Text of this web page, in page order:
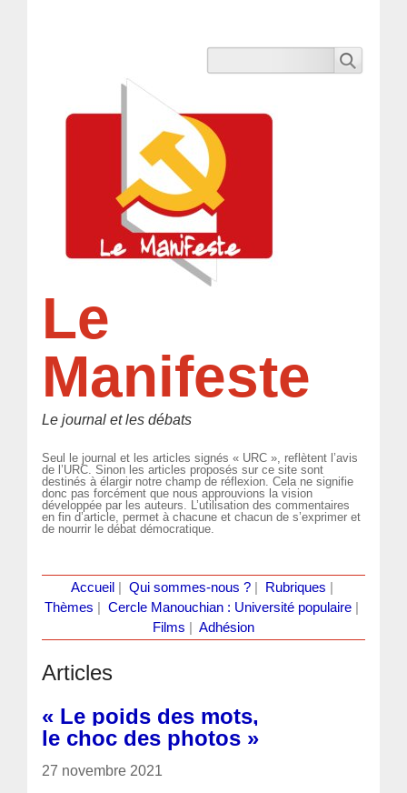
Le
Manifeste
Le journal et les débats
Seul le journal et les articles signés « URC », reflètent l’avis
de l’URC. Sinon les articles proposés sur ce site sont
destinés à élargir notre champ de réflexion. Cela ne signifie
donc pas forcément que nous approuvions la vision
développée par les auteurs. L’utilisation des commentaires
en fin d’article, permet à chacune et chacun de s’exprimer et
de nourrir le débat démocratique.
Accueil Qui sommes-nous ?| Rubriques
Thèmes
Cercle Manouchian : Université populaire
Films
Adhésion
Articles
« Le poids des mots,
le choc des photos »
27 novembre 2021